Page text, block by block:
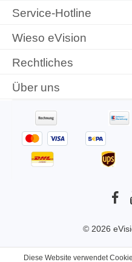
einverstanden.
Service-Hotline
Wieso eVision
Rechtliches
Über uns
© 2026
Diese Website verwendet